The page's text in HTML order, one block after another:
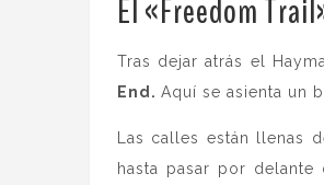
El «Freedom
Tras dejar atrás el
End. Aquí se asienta un
Las calles están llenas
hasta pasar por